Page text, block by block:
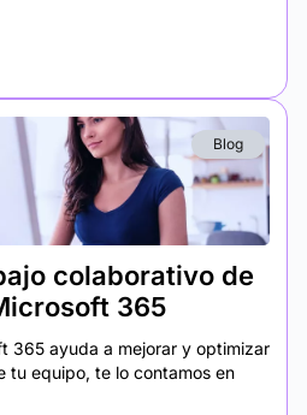
Blog
colaborativo de
365
365 ayuda a mejorar y optimizar
tu equipo, te lo contamos en